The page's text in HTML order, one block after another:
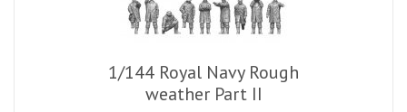
1/144 Royal Navy Rough
weather Part II